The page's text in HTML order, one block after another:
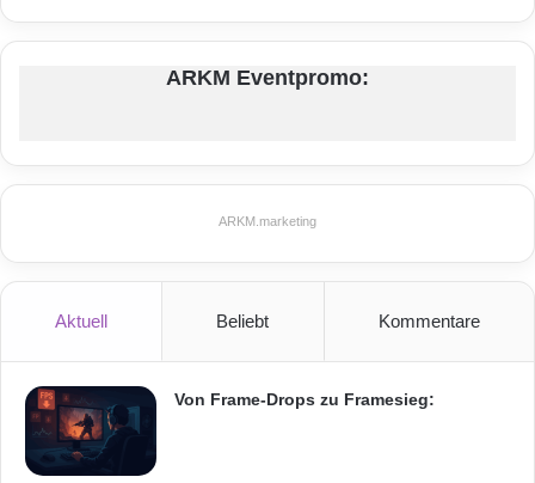
ARKM Eventpromo:
ARKM.marketing
Aktuell Beliebt Kommentare
Von Frame-Drops zu Framesieg: